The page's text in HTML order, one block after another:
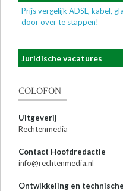
Prijs vergelijk ADSL, kabel,
door over te stappen!
Juridische vacatures
COLOFON
Uitgeverij
Rechtenmedia
Contact Hoofdredactie
info@rechtenmedia.nl
Ontwikkeling en